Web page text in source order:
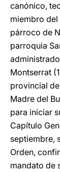
canónico,
miembro
párroco de
parroquia
Montserrat
provincial
Madre del
para iniciar
Capítulo
septiembre,
Orden,
mandato de